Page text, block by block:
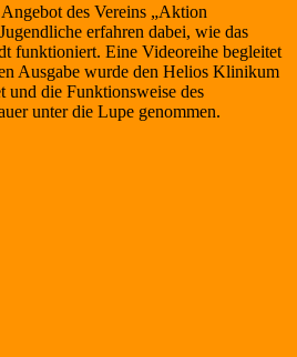
des Vereins „Aktion
erfahren dabei, wie das
funktioniert. Eine Videoreihe begleitet
Ausgabe wurde den Helios Klinikum
und die Funktionsweise des
unter die Lupe genommen.